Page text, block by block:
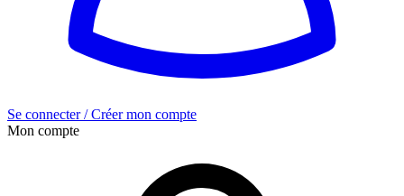
Se connecter / Créer mon compte
Mon compte